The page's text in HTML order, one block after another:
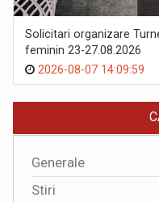
Solicitari organizare
feminin 23-27.08.2026
2026-08-07 14:09:59
Generale
Stiri